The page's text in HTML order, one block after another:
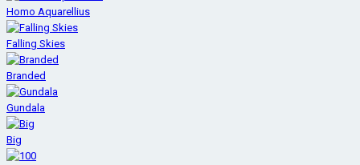
Homo Aquarellius
Falling Skies
Branded
Gundala
Big